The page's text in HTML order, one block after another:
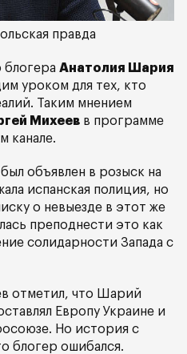
правда
блогера Анатолия Шария
уроком для тех, кто
Таким мнением
Михеев в программе
канале.
объявлен в розыск на
испанская полиция, но
о невыезде в этот же
преподнести это как
солидарности Запада с
отметил, что Шарий
Европу Украине и
Но история с
блогер ошибался.